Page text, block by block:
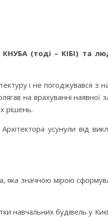
КНУБА (тоді – КІБІ) та
і не погоджувався з
на врахуванні наявної
рішень.
усунули від
яка значною мірою
навчальних будівель у